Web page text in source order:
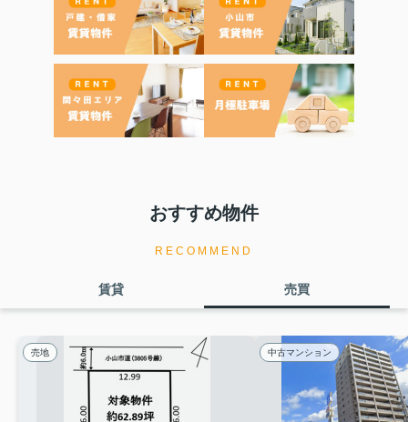
おすすめ物件
RECOMMEND
賃貸 売買
売地 中古マンション